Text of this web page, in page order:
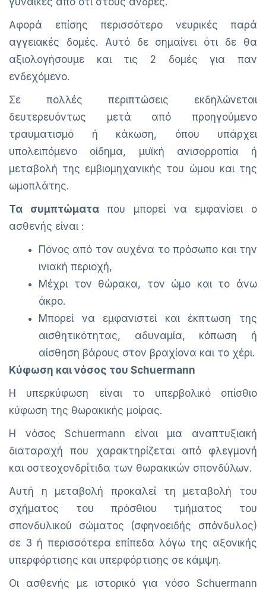
Αφορά επίσης περισσότερο νευρικές παρά
αγγειακές δομές. Αυτό δε σημαίνει ότι δε θα
αξιολογήσουμε και τις 2 δομές για παν
ενδεχόμενο.
Σε πολλές περιπτώσεις εκδηλώνεται
δευτερευόντως μετά από προηγούμενο
τραυματισμό ή κάκωση, όπου υπάρχει
υπολειπόμενο οίδημα, μυϊκή ανισορροπία ή
μεταβολή της εμβιομηχανικής του ώμου και της
ωμοπλάτης.
Τα συμπτώματαπου μπορεί να εμφανίσει ο
ασθενής είναι :
Πόνος από τον αυχένα το πρόσωπο και την
ινιακή περιοχή,
Μέχρι τον θώρακα, τον ώμο και το άνω
άκρο.
Μπορεί να εμφανιστεί και έκπτωση της
αισθητικότητας, αδυναμία, κόπωση ή
αίσθηση βάρους στον βραχίονα και το χέρι.
Κύφωση και νόσος του Schuermann
Η υπερκύφωση είναι το υπερβολικό οπίσθιο
κύφωση της θωρακικής μοίρας.
Η νόσος Schuermann είναι μια αναπτυξιακή
διαταραχή που χαρακτηρίζεται από φλεγμονή
και οστεοχονδρίτιδα των θωρακικών σπονδύλων.
Αυτή η μεταβολή προκαλεί τη μεταβολή του
σχήματος του πρόσθιου τμήματος του
σπονδυλικού σώματος (σφηνοειδής σπόνδυλος)
σε 3 ή περισσότερα επίπεδα λόγω της αξονικής
υπερφόρτισης και υπερφόρτισης σε κάμψη.
Οι ασθενής με ιστορικό για νόσο Schuermann